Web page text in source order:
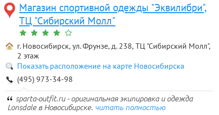
Магазин спортивной одежды "Эквилибри",
ТЦ "Сибирский Молл"
г. Новосибирск, ул. Фрунзе, д. 238, ТЦ "Сибирский Молл",
2 этаж
Показать расположение на карте Новосибирска
(495) 973-34-98
sparta-outfit.ru - оригинальная экипировка и одежда
Lonsdale в Новосибирске. читать полностью